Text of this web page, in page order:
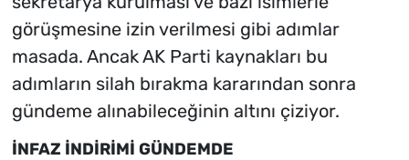
görüşmesine izin verilmesi gibi adımlar
masada. Ancak AK Parti kaynakları bu
adımların silah bırakma kararından sonra
gündeme alınabileceğinin altını çiziyor.
İNFAZ İNDİRİMİ GÜNDEMDE